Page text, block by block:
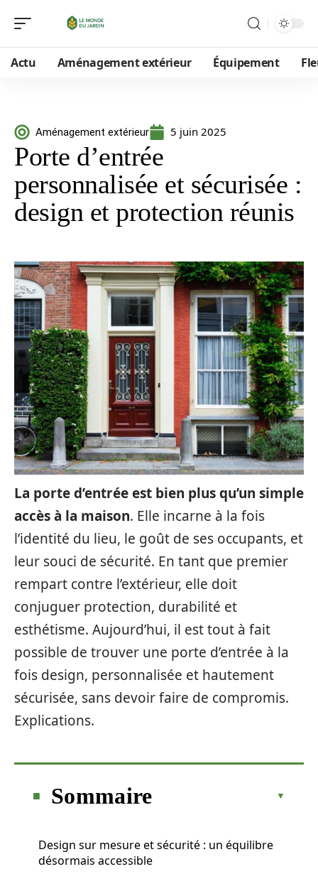
Actu Aménagement extérieur Équipement
Aménagement extérieur 5 juin 2025
Porte d’entrée
personnalisée et sécurisée :
design et protection réunis
La porte d’entrée est bien plus qu’un simple
accès à la maison. Elle incarne à la fois
l’identité du lieu, le goût de ses occupants, et
leur souci de sécurité. En tant que premier
rempart contre l’extérieur, elle doit
conjuguer protection, durabilité et
esthétisme. Aujourd’hui, il est tout à fait
possible de trouver une porte d’entrée à la
fois design, personnalisée et hautement
sécurisée, sans devoir faire de compromis.
Explications.
Sommaire
Design sur mesure et sécurité : un équilibre
désormais accessible